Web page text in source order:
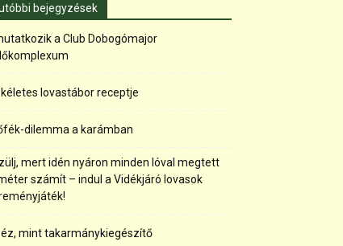
bejegyzések
a Club Dobogómajor
lovastábor receptje
dilemma a karámban
mert idén nyáron minden lóval megtett
számít – indul a Vidékjáró lovasok
mint takarmánykiegészítő